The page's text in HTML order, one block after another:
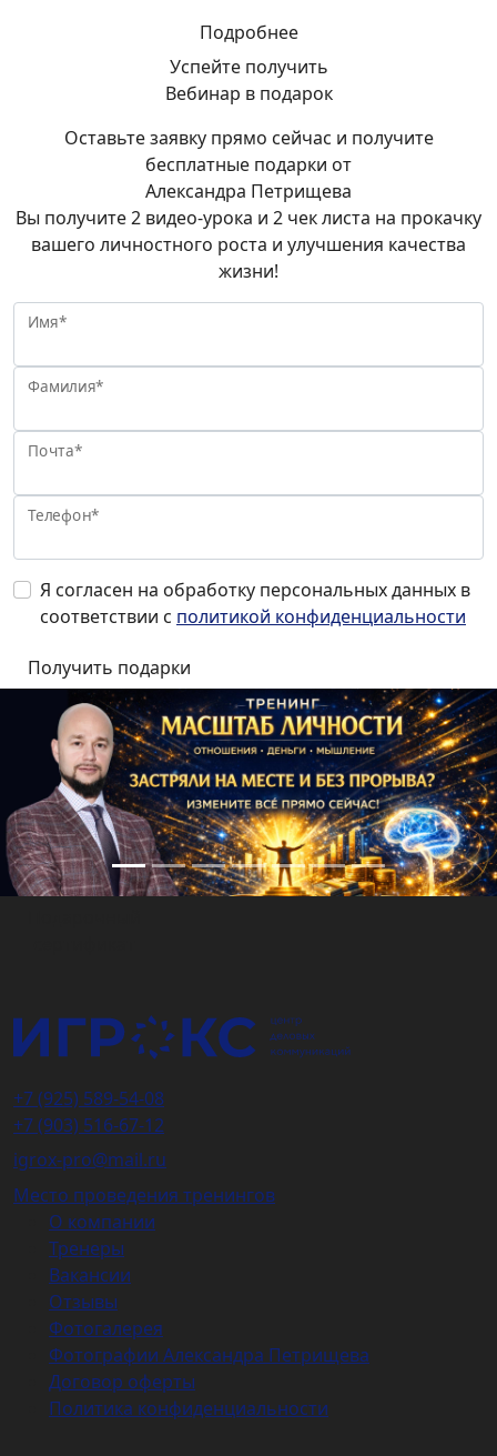
Подробнее
Успейте получить
Вебинар в подарок
Оставьте заявку прямо сейчас и получите
бесплатные подарки от
Александра Петрищева
Вы получите 2 видео-урока и 2 чек листа на прокачку
вашего личностного роста и улучшения качества
жизни!
Имя*
Фамилия*
Почта*
Телефон*
Я согласен на обработку персональных данных в
соответствии с политикой конфиденциальности
+7 (925) 589-54-08
+7 (903) 516-67-12
igrox-pro@mail.ru
Место проведения тренингов
О компании
Тренеры
Вакансии
Отзывы
Фотогалерея
Фотографии Александра Петрищева
Договор оферты
Политика конфиденциальности